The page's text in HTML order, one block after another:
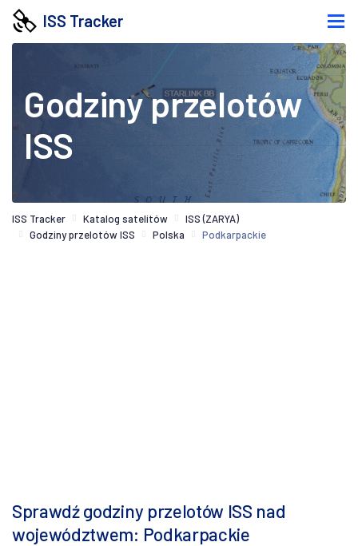
ISS Tracker
Godziny przelotów
ISS
ISS Tracker Katalog satelitów
ISS (ZARYA)
Godziny przelotów ISS
Polska Podkarpackie
Sprawdź godziny przelotów ISS nad
województwem: Podkarpackie